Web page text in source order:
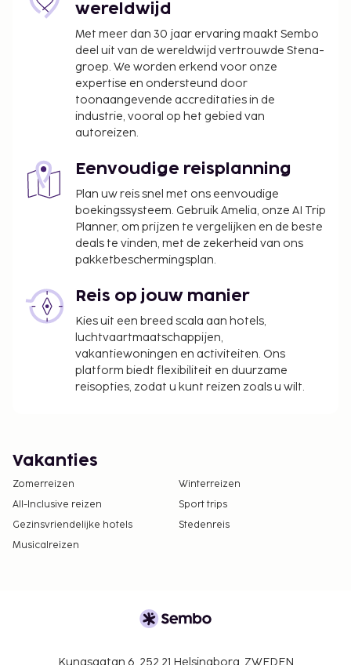
wereldwijd
Met meer dan 30 jaar ervaring maakt Sembo
deel uit van de wereldwijd vertrouwde Stena-
groep. We worden erkend voor onze
expertise en ondersteund door
toonaangevende accreditaties in de
industrie, vooral op het gebied van
autoreizen.
Eenvoudige reisplanning
Plan uw reis snel met ons eenvoudige
boekingssysteem. Gebruik Amelia, onze AI Trip
Planner, om prijzen te vergelijken en de beste
deals te vinden, met de zekerheid van ons
pakketbeschermingsplan.
Reis op jouw manier
Kies uit een breed scala aan hotels,
luchtvaartmaatschappijen,
vakantiewoningen en activiteiten. Ons
platform biedt flexibiliteit en duurzame
reisopties, zodat u kunt reizen zoals u wilt.
Vakanties
Zomerreizen
Winterreizen
All-Inclusive reizen
Sport trips
Gezinsvriendelijke hotels
Stedenreis
Musicalreizen
Kungsgatan 6, 252 21 Helsingborg, ZWEDEN